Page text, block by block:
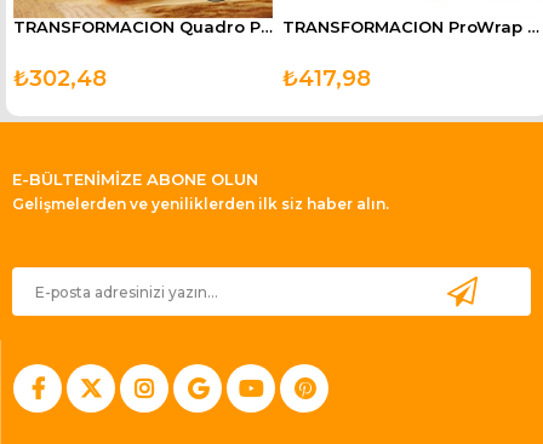
TRANSFORMACION Quadro Peynir Çikolata Kek Sebze Kesici Dilimleyici
₺302,48
TRANSFORMACION ProWrap Üzüm Lahava Sarma Dolma Sushi Sarma Makinesi
₺417,98
E-BÜLTENİMİZE ABONE OLUN
Gelişmelerden ve yeniliklerden ilk siz haber alın.